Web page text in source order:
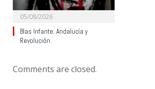
05/08/2026
Blas Infante: Andalucía y
Revolución.
Comments are closed.